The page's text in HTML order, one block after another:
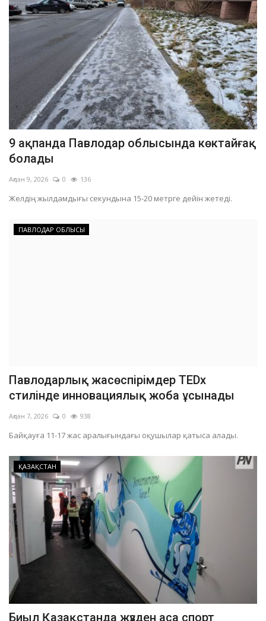
9 ақпанда Павлодар облысында көктайғақ
болады
Ақпан 9, 2026 0 136
Желдің жылдамдығы секундына 15-20 метрге дейін жетеді.
ПАВЛОДАР ОБЛЫСЫ
Павлодарлық жасөспірімдер TEDx
стилінде инновациялық жоба ұсынады
Ақпан 7, 2026 0 938
Байқауға 11-17 жас аралығындағы оқушылар қатыса алады.
ҚАЗАҚСТАН
Биыл Қазақстанда жүзден аса спорт